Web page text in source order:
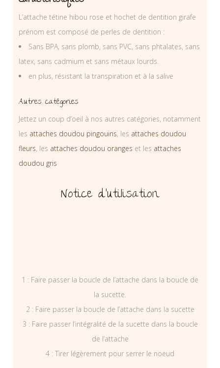
L’attache tétine hibou rose et hochet de dentition girafe
prénom est composé de perles de dentition :
Sans BPA, sans plomb, sans PVC, sans phtalates, sans
latex, sans cadmium et sans métaux lourds.
en plus, résistant la transpiration et à la salive
Autres catégories
Jettez un coup d’oeil à nos autres catégories, notamment
les attaches doudou pingouins, les attaches doudou
fleurs, les attaches doudou oranges et les attaches
doudou gris
Notice d’utilisation
1 : Faire passer la boucle de l’attache dans la boucle de
la sucette.
2 : Faire passer la boucle de l’attache dans la sucette
3 : Faire passer l’intégralité de la sucette dans la boucle
de l’attache
4 : Tirer légèrement pour serrer le noeud